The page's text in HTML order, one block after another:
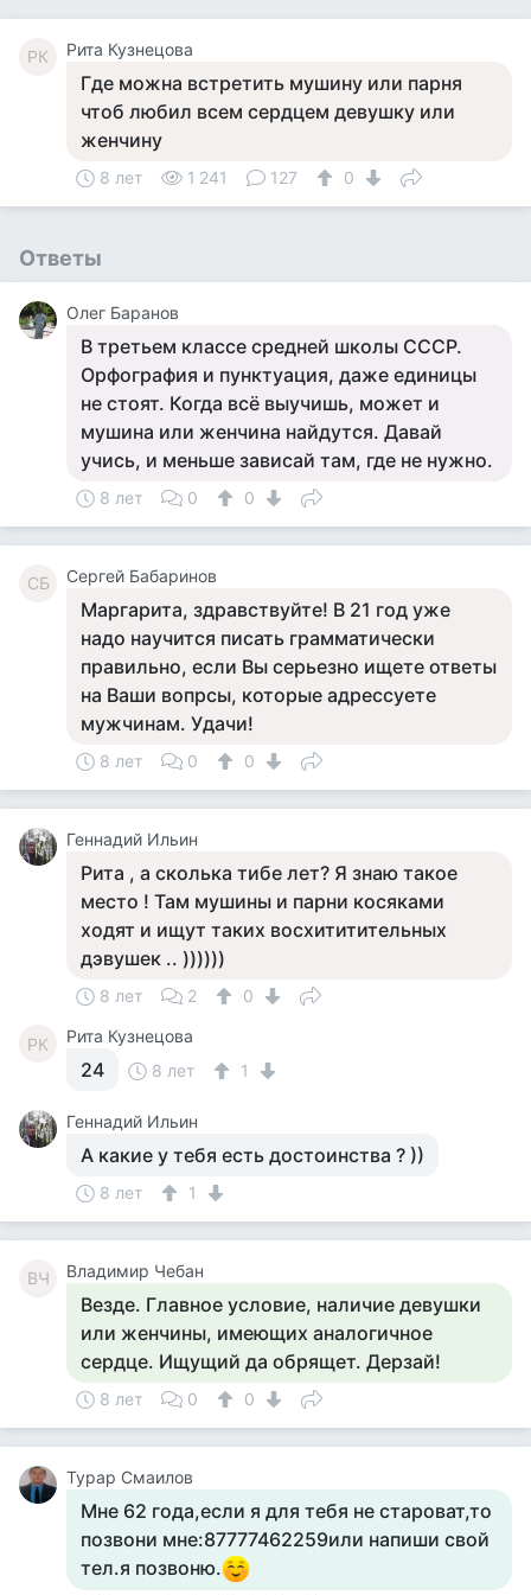
РК Рита Кузнецова
Где можна встретить мушину или парня
чтоб любил всем сердцем девушку или
женчину
8 лет 1 241 127 0
Ответы
Олег Баранов
В третьем классе средней школы СССР.
Орфография и пунктуация, даже единицы
не стоят. Когда всё выучишь, может и
мушина или женчина найдутся. Давай
учись, и меньше зависай там, где не нужно.
8 лет 0 0
СБ Сергей Бабаринов
Маргарита, здравствуйте! В 21 год уже
надо научится писать грамматически
правильно, если Вы серьезно ищете ответы
на Ваши вопрсы, которые адрессуете
мужчинам. Удачи!
8 лет 0 0
Геннадий Ильин
Рита , а сколька тибе лет? Я знаю такое
место ! Там мушины и парни косяками
ходят и ищут таких восхититительных
дэвушек .. ))))))
8 лет 2 0
РК Рита Кузнецова
24 8 лет 1
Геннадий Ильин
А какие у тебя есть достоинства ? ))
8 лет 1
ВЧ Владимир Чебан
Везде. Главное условие, наличие девушки
или женчины, имеющих аналогичное
сердце. Ищущий да обрящет. Дерзай!
8 лет 0 0
Турар Смаилов
Мне 62 года,если я для тебя не староват,то
позвони мне:87777462259или напиши свой
тел.я позвоню.